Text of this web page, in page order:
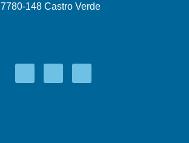
7780-148 Castro Verde